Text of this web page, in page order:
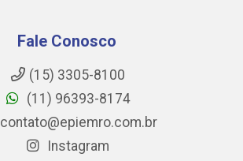
Fale Conosco
(15) 3305-8100
(11) 96393-8174
contato@epiemro.com.br
Instagram